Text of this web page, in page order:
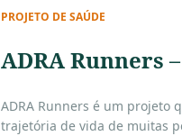
PROJETO DE SAÚDE
ADRA Runners –
ADRA Runners é um projeto
trajetória de vida de muitas